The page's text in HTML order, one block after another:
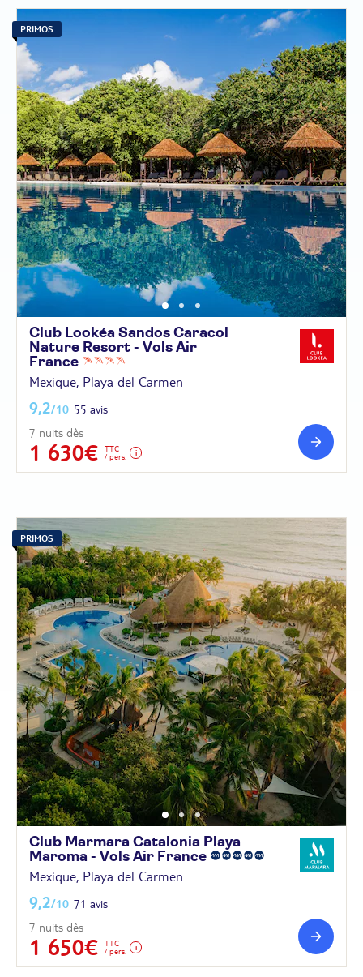
PRIMOS
Club Lookéa Sandos Caracol
Nature Resort - Vols Air
France
Mexique, Playa del Carmen
9,2/10 55 avis
7 nuits dès
1 630€
TTC
/ pers.
PRIMOS
Club Marmara Catalonia Playa
Maroma - Vols Air France
Mexique, Playa del Carmen
9,2/10 71 avis
7 nuits dès
1 650€
TTC
/ pers.